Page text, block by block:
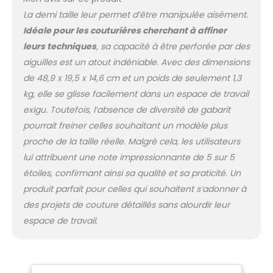
des robes de mariée et
des livraisons
décoratives. Matériel:
PVC haute densité,
fer Heavy-Duty
pouvant être
entièrement épinglée
et peut être épinglée à
un angle. L'utilisation de
PVC haute densité
lorsqu'il était
extrêmement léger et
portable. Montage
facile : vissez la barre
métallique dans la
métallique et serrez le
La demi taille leur permet d’être manipulée aisément.
Idéale pour les couturières cherchant à affiner
leurs techniques, sa capacité à être perforée par des
aiguilles est un atout indéniable. Avec des dimensions
de 48,9 x 19,5 x 14,6 cm et un poids de seulement 1,3
kg, elle se glisse facilement dans un espace de travail
exigu. Toutefois, l’absence de diversité de gabarit
pourrait freiner celles souhaitant un modèle plus
proche de la taille réelle. Malgré cela, les utilisateurs
lui attribuent une note impressionnante de 5 sur 5
étoiles, confirmant ainsi sa qualité et sa praticité. Un
produit parfait pour celles qui souhaitent s’adonner à
des projets de couture détaillés sans alourdir leur
espace de travail.